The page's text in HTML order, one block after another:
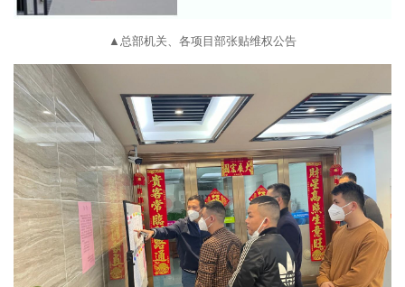
▲总部机关、各项目部张贴维权公告